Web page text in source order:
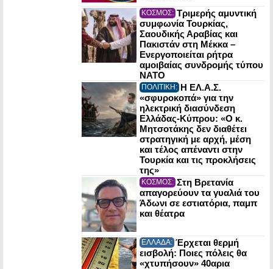
ΚΟΣΜΟΣ: Τριμερής αμυντική
συμφωνία Τουρκίας,
Σαουδικής Αραβίας και
Πακιστάν στη Μέκκα –
Ενεργοποιείται ρήτρα
αμοιβαίας συνδρομής τύπου
NATO
ΠΟΛΙΤΙΚΗ: Η ΕΛ.Α.Σ.
«σφυροκοπά» για την
ηλεκτρική διασύνδεση
Ελλάδας-Κύπρου: «Ο κ.
Μητσοτάκης δεν διαθέτει
στρατηγική με αρχή, μέση
και τέλος απέναντι στην
Τουρκία και τις προκλήσεις
της»
ΚΟΣΜΟΣ: Στη Βρετανία
απαγορεύουν τα γυαλιά του
Άδωνι σε εστιατόρια, παμπ
και θέατρα
ΕΛΛΑΔΑ: Έρχεται θερμή
εισβολή: Ποιες πόλεις θα
«χτυπήσουν» 40αρια